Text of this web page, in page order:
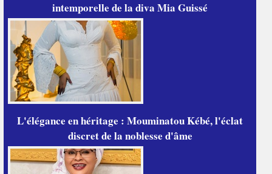
intemporelle de la diva Mia Guissé
L'élégance en héritage : Mouminatou Kébé, l'éclat
discret de la noblesse d'âme